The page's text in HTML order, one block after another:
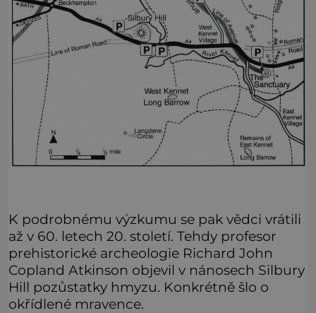
K podrobnému výzkumu se pak vědci vrátili
až v 60. letech 20. století. Tehdy profesor
prehistorické archeologie Richard John
Copland Atkinson objevil v nánosech Silbury
Hill pozůstatky hmyzu. Konkrétně šlo o
okřídlené mravence.